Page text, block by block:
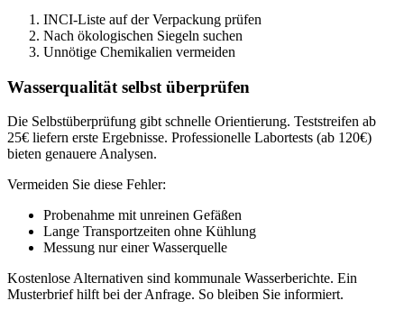
INCI-Liste auf der Verpackung prüfen
Nach ökologischen Siegeln suchen
Unnötige Chemikalien vermeiden
Wasserqualität selbst überprüfen
Die Selbstüberprüfung gibt schnelle Orientierung. Teststreifen ab
25€ liefern erste Ergebnisse. Professionelle Labortests (ab 120€)
bieten genauere Analysen.
Vermeiden Sie diese Fehler:
Probenahme mit unreinen Gefäßen
Lange Transportzeiten ohne Kühlung
Messung nur einer Wasserquelle
Kostenlose Alternativen sind kommunale Wasserberichte. Ein
Musterbrief hilft bei der Anfrage. So bleiben Sie informiert.